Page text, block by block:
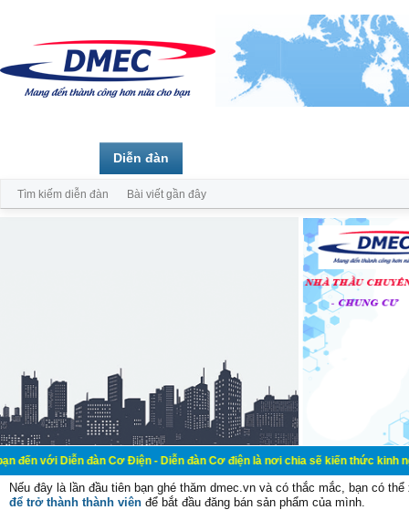
đàn Cơ Điện - Diễn đàn Cơ điện là nơi chia sẽ kiến thức kinh nghiệm
Nếu đây là lần đầu tiên bạn ghé thăm dmec.vn và có thắc mắc, bạn có
để trở thành thành viên để bắt đầu đăng bán sản phẩm của mình.
Diễn đàn
Tìm kiếm diễn đàn Bài viết gần đây